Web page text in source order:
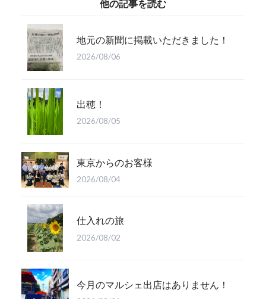
他の記事を読む
地元の新聞に掲載いただきました！
2026/08/06
出穂！
2026/08/05
東京からのお客様
2026/08/04
仕入れの旅
2026/08/02
今月のマルシェ出店はありません！